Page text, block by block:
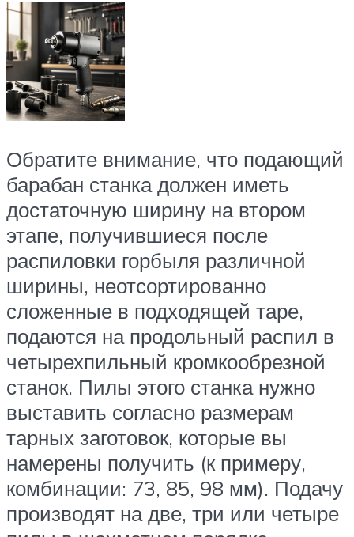
Обратите внимание, что подающий
барабан станка должен иметь
достаточную ширину на втором
этапе, получившиеся после
распиловки горбыля различной
ширины, неотсортированно
сложенные в подходящей таре,
подаются на продольный распил в
четырехпильный кромкообрезной
станок. Пилы этого станка нужно
выставить согласно размерам
тарных заготовок, которые вы
намерены получить (к примеру,
комбинации: 73, 85, 98 мм). Подачу
производят на две, три или четыре